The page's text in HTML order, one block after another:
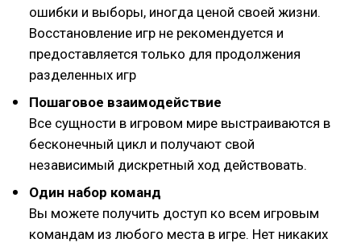
ошибки и выборы, иногда ценой своей жизни.
Восстановление игр не рекомендуется и
предоставляется только для продолжения
разделенных игр
Пошаговое взаимодействие
Все сущности в игровом мире выстраиваются в
бесконечный цикл и получают свой
независимый дискретный ход действовать.
Один набор команд
Вы можете получить доступ ко всем игровым
командам из любого места в игре. Нет никаких